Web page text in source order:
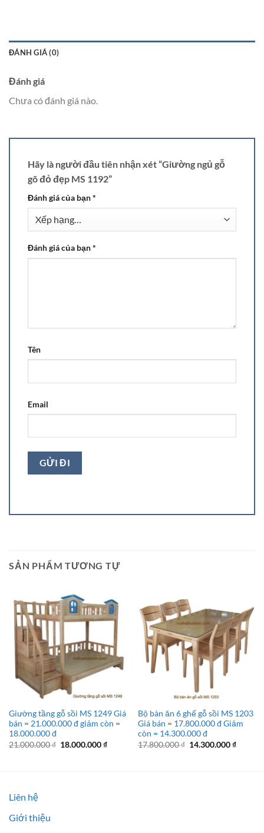
ĐÁNH GIÁ (0)
Đánh giá
Chưa có đánh giá nào.
Hãy là người đầu tiên nhận xét “Giường ngủ gỗ
gõ đỏ đẹp MS 1192”
Đánh giá của bạn*
Đánh giá của bạn*
Tên
Email
SẢN PHẨM TƯƠNG TỰ
Giường tầng gỗ sồi MS 1249 Giá
bán = 21.000.000 đ giảm còn =
18.000.000 đ
21.000.000₫ Giá
18.000.000₫Giá
Bộ bàn ăn 6 ghế gỗ sồi MS 1203
Giá bán = 17.800.000 đ Giảm
còn = 14.300.000 đ
17.800.000₫ Giá
14.300.000₫Giá
Liên hệ
Giới thiệu